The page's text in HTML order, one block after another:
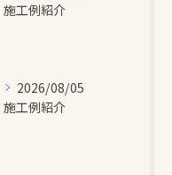
施工例紹介
2026/08/05
施工例紹介